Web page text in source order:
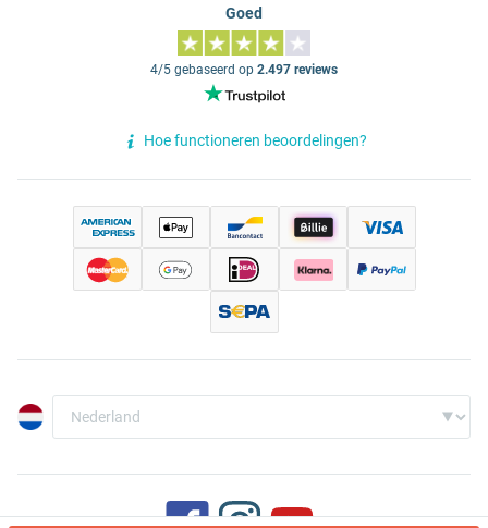
Goed
4/5 gebaseerd op 2.497 reviews
Hoe functioneren beoordelingen?